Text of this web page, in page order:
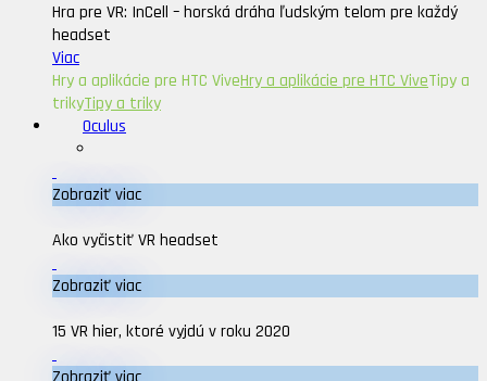
Hra pre VR: InCell – horská dráha ľudským telom pre každý
headset
Viac
Hry a aplikácie pre HTC ViveHry a aplikácie pre HTC ViveTipy a
trikyTipy a triky
Oculus
Zobraziť viac
Ako vyčistiť VR headset
Zobraziť viac
15 VR hier, ktoré vyjdú v roku 2020